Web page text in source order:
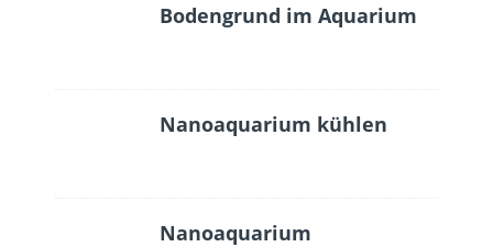
Bodengrund im Aquarium
Nanoaquarium kühlen
Nanoaquarium